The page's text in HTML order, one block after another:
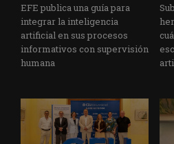
EFE publica una guía para
integrar la inteligencia
artificial en sus procesos
informativos con supervisión
humana